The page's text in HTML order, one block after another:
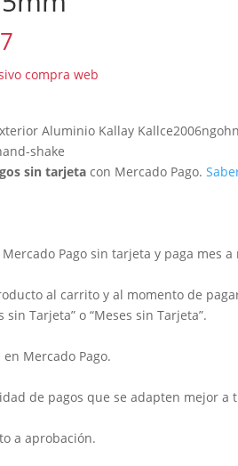
Aluminio Kallay Kallce2006ngohn
sin tarjeta con Mercado Pago.
Pago sin tarjeta y paga mes a
al carrito y al momento de
sin Tarjeta” o “Meses sin Tarjeta”.
Mercado Pago.
de pagos que se adapten mejor a
a aprobación.